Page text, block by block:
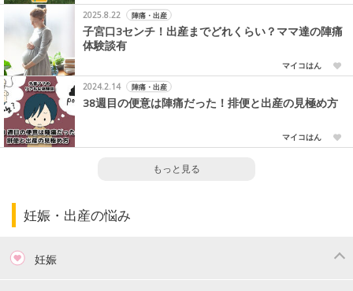
2025.8.22
陣痛・出産
子宮口3センチ！出産までどれくらい？ママ達の陣痛
体験談有
マイコはん
2024.2.14
陣痛・出産
38週目の便意は陣痛だった！排便と出産の見極め方
マイコはん
もっと見る
妊娠・出産の悩み
妊娠